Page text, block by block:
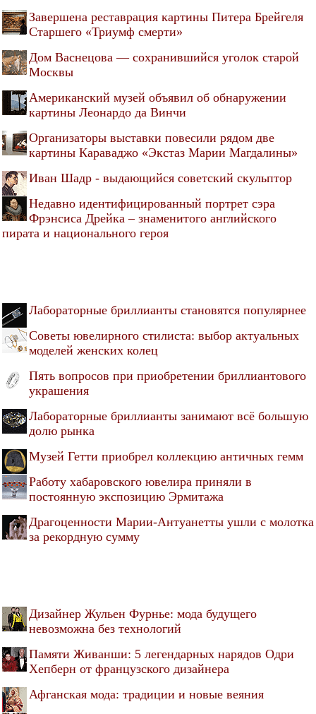
Завершена реставрация картины Питера Брейгеля
Старшего «Триумф смерти»
Дом Васнецова — сохранившийся уголок старой
Москвы
Американский музей объявил об обнаружении
картины Леонардо да Винчи
Организаторы выставки повесили рядом две
картины Караваджо «Экстаз Марии Магдалины»
Иван Шадр - выдающийся советский скульптор
Недавно идентифицированный портрет сэра
Фрэнсиса Дрейка – знаменитого английского
пирата и национального героя
Лабораторные бриллианты становятся популярнее
Советы ювелирного стилиста: выбор актуальных
моделей женских колец
Пять вопросов при приобретении бриллиантового
украшения
Лабораторные бриллианты занимают всё большую
долю рынка
Музей Гетти приобрел коллекцию античных гемм
Работу хабаровского ювелира приняли в
постоянную экспозицию Эрмитажа
Драгоценности Марии-Антуанетты ушли с молотка
за рекордную сумму
Дизайнер Жульен Фурнье: мода будущего
невозможна без технологий
Памяти Живанши: 5 легендарных нарядов Одри
Хепберн от французского дизайнера
Афганская мода: традиции и новые веяния